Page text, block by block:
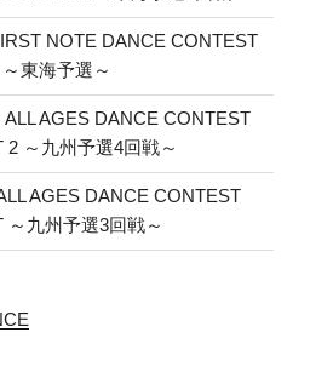
NOTE DANCE CONTEST
東海予選～
AGES DANCE CONTEST
～九州予選4回戦～
AGES DANCE CONTEST
～九州予選3回戦～